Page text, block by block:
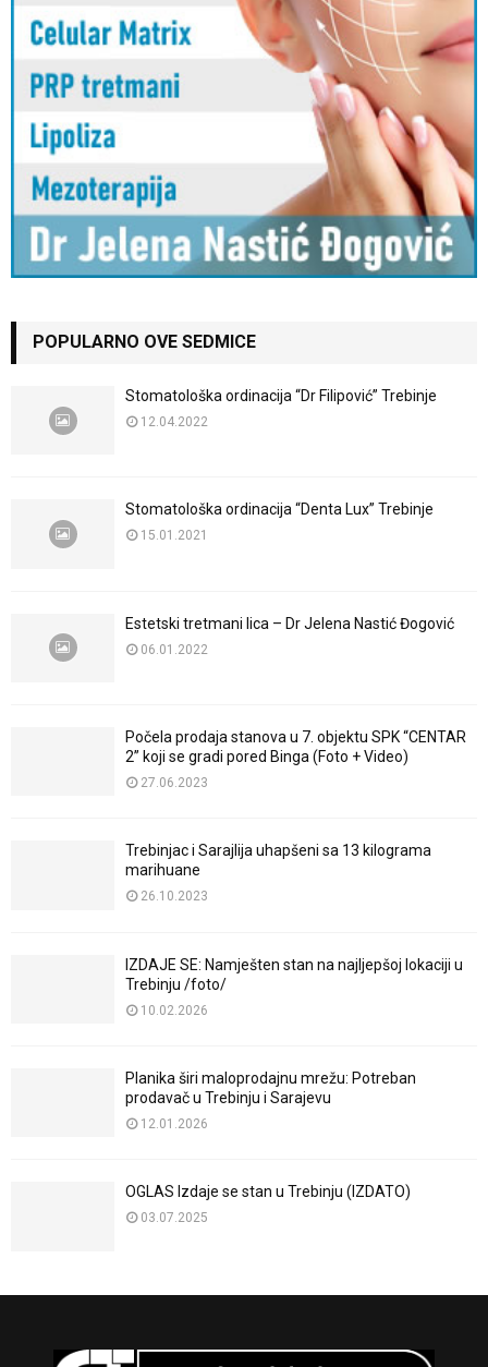
POPULARNO OVE SEDMICE
Stomatološka ordinacija “Dr Filipović” Trebinje
12.04.2022
Stomatološka ordinacija “Denta Lux” Trebinje
15.01.2021
Estetski tretmani lica – Dr Jelena Nastić Đogović
06.01.2022
Počela prodaja stanova u 7. objektu SPK “CENTAR
2” koji se gradi pored Binga (Foto + Video)
27.06.2023
Trebinjac i Sarajlija uhapšeni sa 13 kilograma
marihuane
26.10.2023
IZDAJE SE: Namješten stan na najljepšoj lokaciji u
Trebinju /foto/
10.02.2026
Planika širi maloprodajnu mrežu: Potreban
prodavač u Trebinju i Sarajevu
12.01.2026
OGLAS Izdaje se stan u Trebinju (IZDATO)
03.07.2025